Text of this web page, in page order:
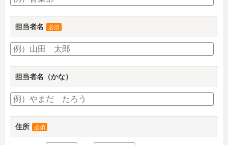
担当者名 必須
担当者名（かな）
住所 必須